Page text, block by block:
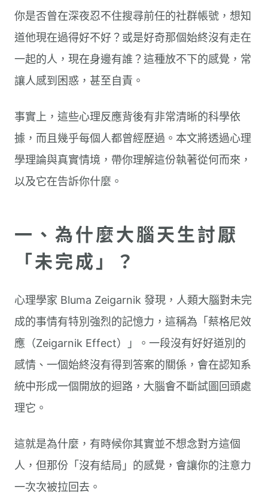
你是否曾在深夜忍不住搜尋前任的社群帳號，想知
道他現在過得好不好？或是好奇那個始終沒有走在
一起的人，現在身邊有誰？這種放不下的感覺，常
讓人感到困惑，甚至自責。
事實上，這些心理反應背後有非常清晰的科學依
據，而且幾乎每個人都曾經歷過。本文將透過心理
學理論與真實情境，帶你理解這份執著從何而來，
以及它在告訴你什麼。
一、為什麼大腦天生討厭
「未完成」？
心理學家 Bluma Zeigarnik 發現，人類大腦對未完
成的事情有特別強烈的記憶力，這稱為「蔡格尼效
應（Zeigarnik Effect）」。一段沒有好好道別的
感情、一個始終沒有得到答案的關係，會在認知系
統中形成一個開放的迴路，大腦會不斷試圖回頭處
理它。
這就是為什麼，有時候你其實並不想念對方這個
人，但那份「沒有結局」的感覺，會讓你的注意力
一次次被拉回去。